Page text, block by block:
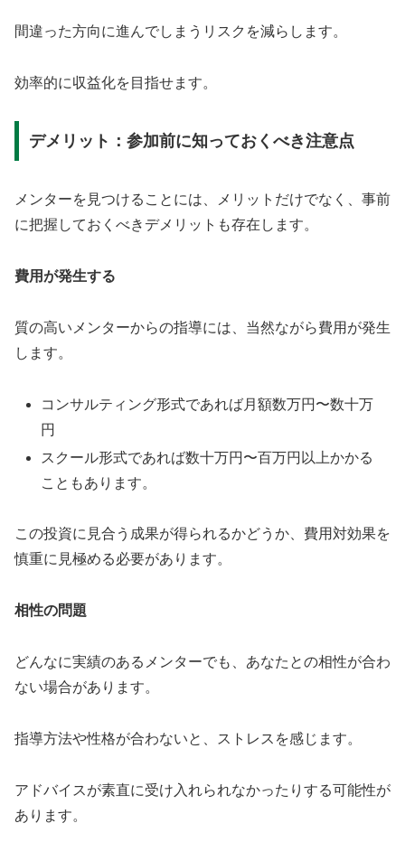
間違った方向に進んでしまうリスクを減らします。
効率的に収益化を目指せます。
デメリット：参加前に知っておくべき注意点
メンターを見つけることには、メリットだけでなく、事前
に把握しておくべきデメリットも存在します。
費用が発生する
質の高いメンターからの指導には、当然ながら費用が発生
します。
コンサルティング形式であれば月額数万円〜数十万
円
スクール形式であれば数十万円〜百万円以上かかる
こともあります。
この投資に見合う成果が得られるかどうか、費用対効果を
慎重に見極める必要があります。
相性の問題
どんなに実績のあるメンターでも、あなたとの相性が合わ
ない場合があります。
指導方法や性格が合わないと、ストレスを感じます。
アドバイスが素直に受け入れられなかったりする可能性が
あります。